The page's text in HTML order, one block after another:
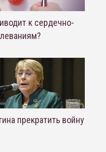
к сердечно-
прекратить войну